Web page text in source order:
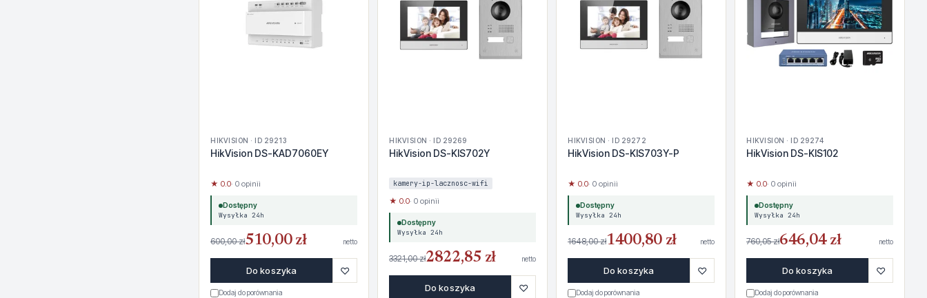
HIKVISION · ID 29213
HikVision DS-KAD7060EY
★ 0.0· 0 opinii
Dostępny
Wysyłka 24h
600,00 zł510,00 zł netto
Do koszyka ♡
Dodaj do porównania
HIKVISION · ID 29269
HikVision DS-KIS702Y
kamery-ip-lacznosc-wifi
★ 0.0· 0 opinii
Dostępny
Wysyłka 24h
3321,00 zł2822,85 zł netto
Do koszyka ♡
HIKVISION · ID 29272
HikVision DS-KIS703Y-P
★ 0.0· 0 opinii
Dostępny
Wysyłka 24h
1648,00 zł1400,80 zł netto
Do koszyka ♡
Dodaj do porównania
HIKVISION · ID 29274
HikVision DS-KIS102
★ 0.0· 0 opinii
Dostępny
Wysyłka 24h
760,05 zł646,04 zł netto
Do koszyka ♡
Dodaj do porównania